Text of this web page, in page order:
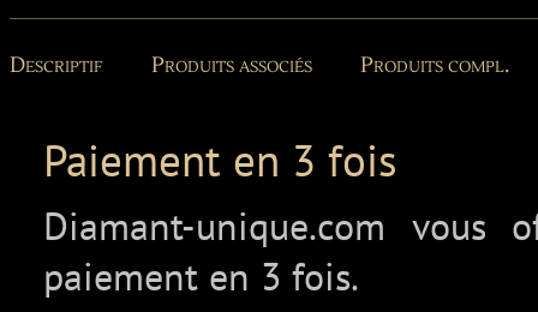
Descriptif Produits associés Produits compl.
Paiement en 3 fois
Diamant-unique.com vous
paiement en 3 fois.